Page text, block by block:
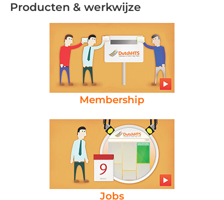
Producten & werkwijze
Membership
Jobs